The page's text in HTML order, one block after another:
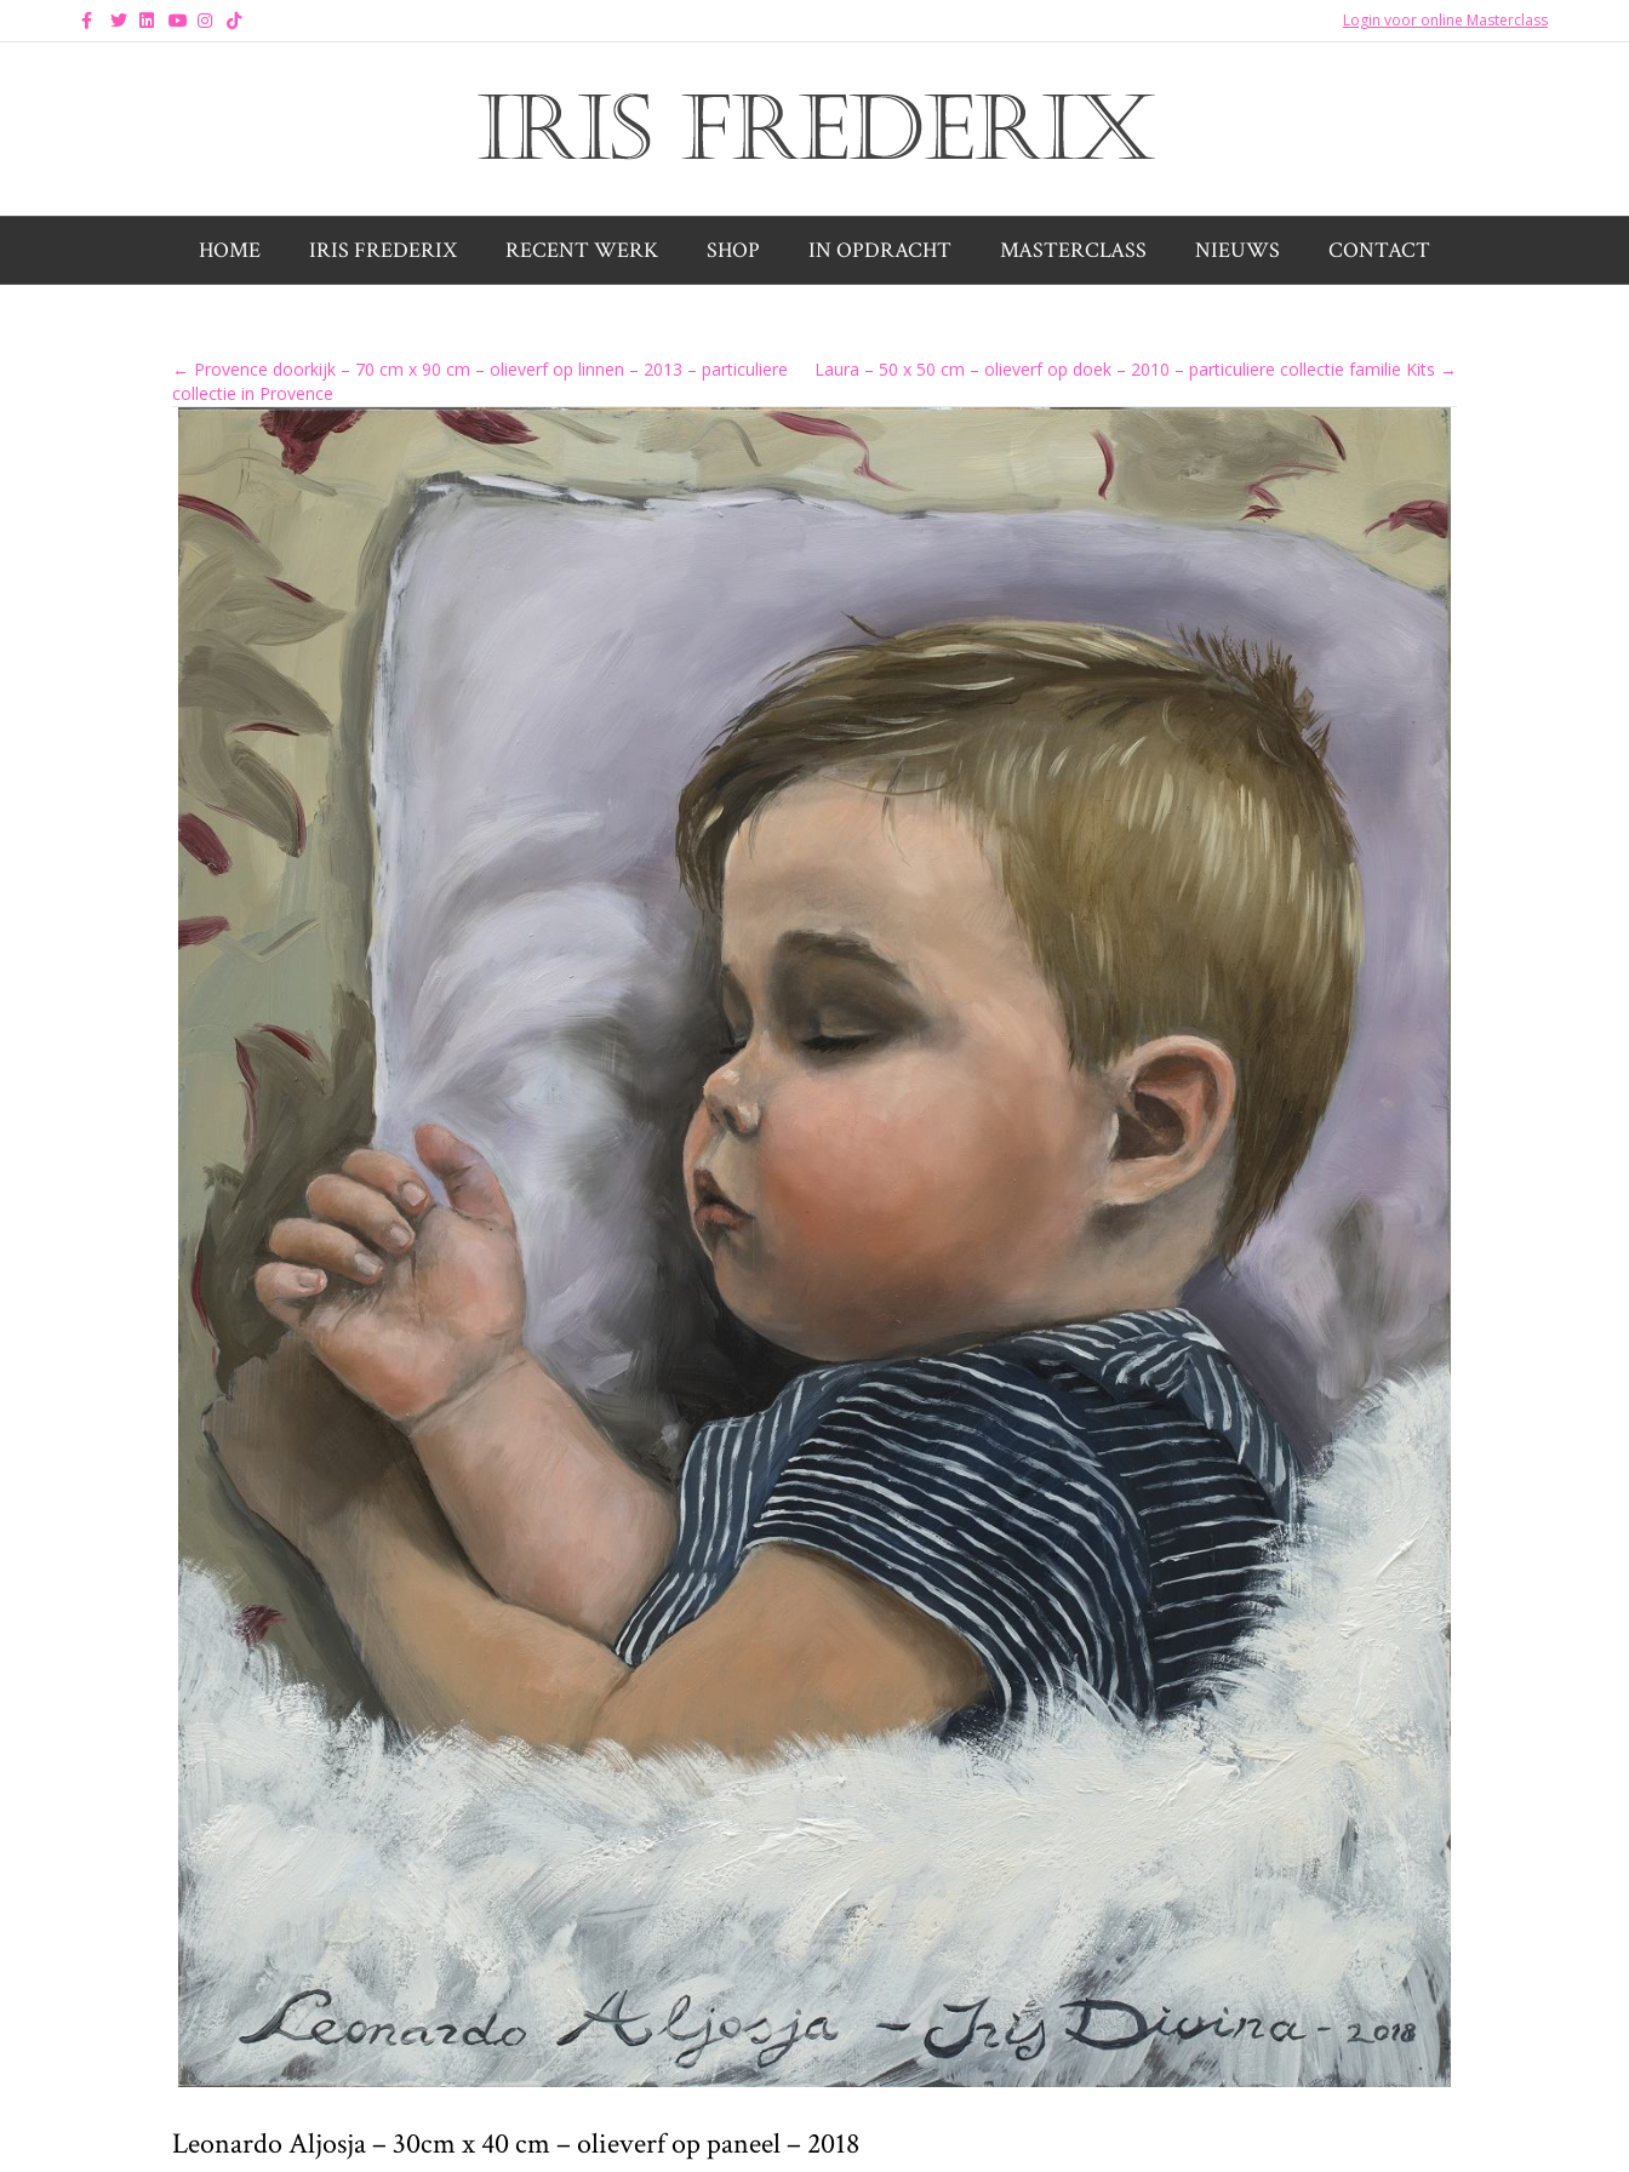
Facebook
TwitterLinkedinYoutubeInstagram
Tiktok Login voor online Masterclass
HOME IRIS FREDERIX RECENT WERK SHOP IN OPDRACHT MASTERCLASS NIEUWS CONTACT
Posts
navigation
← Provence doorkijk – 70 cm x 90 cm – olieverf op linnen – 2013 – particuliere
collectie in Provence
Laura – 50 x 50 cm – olieverf op doek – 2010 – particuliere collectie familie Kits →
Leonardo Aljosja – 30cm x 40 cm – olieverf op paneel – 2018